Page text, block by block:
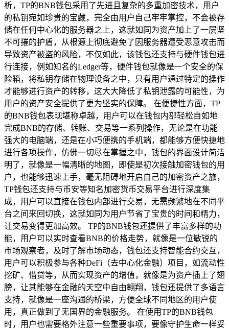
析，TP的BNB钱包采用了先进且复杂的多重加密技术，用户
的私钥宛如珍贵的宝藏，完全由用户自己牢牢掌控，不会被存
储在任何中心化的服务器之上，这就如同为资产加上了一层坚
不可摧的护盾，从根源上彻底避免了因服务器遭受恶意攻击而
导致资产被盗的风险，不仅如此，该钱包还支持与硬件钱包进
行连接，例如知名的Ledger等，硬件钱包就像是一个安全的保
险箱，将私钥存储在物理设备之中，只有用户通过特定的操作
才能够进行资产的转移，这大大降低了私钥泄露的可能性，为
用户的资产安全提供了更为坚实的保障。 在便捷性方面，TP
的BNB钱包表现堪称卓越，用户可以在钱包内部轻松自如地
完成BNB的存储、转账、交易等一系列操作，无论是在功能
强大的电脑端，还是在小巧便携的手机端，都能够方便快捷地
进行各项操作，仿佛一切尽在掌握之中，钱包的界面设计简洁
明了，就像是一幅清晰的地图，即使是初次接触加密钱包的用
户，也能够迅速上手，毫无阻碍地开启自己的加密资产之旅，
TP钱包还支持与币安等知名加密货币交易平台进行深度集
成，用户可以直接在钱包内部进行交易，无需频繁地在不同平
台之间来回切换，这就如同为用户节省了宝贵的时间和精力，
让交易变得更加高效。 TP的BNB钱包还提供了丰富多样的功
能，用户可以实时查看BNB的价格走势，就像是一位敏锐的
市场观察者，及时了解市场动态，钱包还支持智能合约交互，
用户可以积极参与各种DeFi（去中心化金融）项目，如流动性
挖矿、借贷等，从而实现资产的增值，就像是为资产插上了翅
膀，让其能够在金融的天空中自由翱翔，钱包还提供了多语言
支持，就像是一座沟通的桥梁，方便全球不同地区的用户使
用，真正做到了无国界的金融服务。 在使用TP的BNB钱包
时，用户也需要格外注意一些重要事项，要像守护生命一样妥